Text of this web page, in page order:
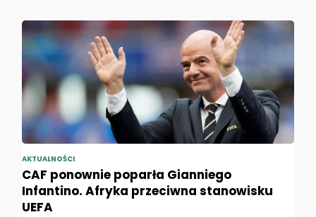
AKTUALNOŚCI
CAF ponownie poparła Gianniego
Infantino. Afryka przeciwna stanowisku
UEFA